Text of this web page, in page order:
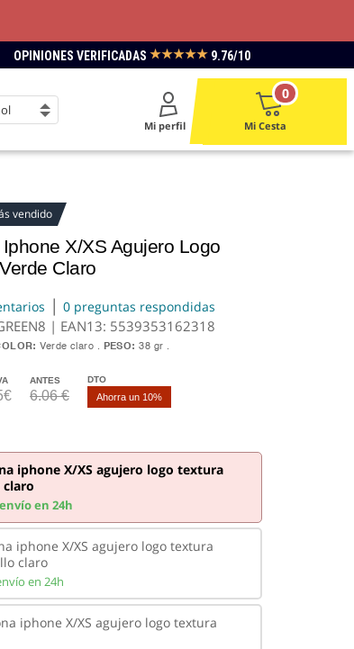
OPINIONES VERIFICADAS ★★★★★ 9.76/10
Mi perfil Mi Cesta
0
vendido
X/XS Agujero Logo
Claro
| 0 preguntas respondidas
| EAN13: 5539353162318
Verde claro PESO: 38 gr
ANTES
6.06 €
DTO
Ahorra un 10%
iphone X/XS agujero logo textura
claro
envío en 24h
iphone X/XS agujero logo textura
claro
en 24h
iphone X/XS agujero logo textura